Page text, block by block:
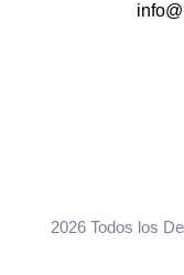
2026 Todos los